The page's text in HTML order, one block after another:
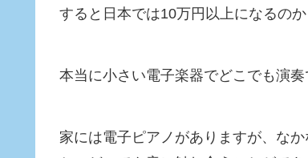
すると日本では10万円以上になるのか
本当に小さい電子楽器でどこでも演奏
家には電子ピアノがありますが、な